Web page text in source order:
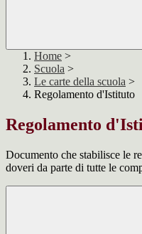
Home >
Scuola >
Le carte della scuola >
Regolamento d'Istituto
Regolamento
Documento che stabilisce le
doveri da parte di tutte le